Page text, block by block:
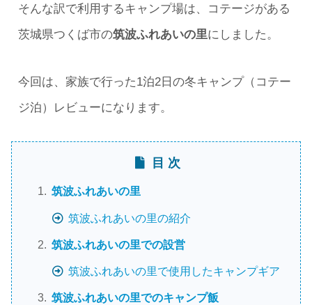
そんな訳で利用するキャンプ場は、コテージがある
茨城県つくば市の筑波ふれあいの里にしました。
今回は、家族で行った1泊2日の冬キャンプ（コテー
ジ泊）レビューになります。
目 次
筑波ふれあいの里
筑波ふれあいの里の紹介
筑波ふれあいの里での設営
筑波ふれあいの里で使用したキャンプギア
筑波ふれあいの里でのキャンプ飯